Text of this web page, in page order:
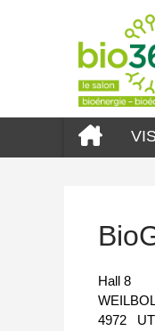
Hall 8
4972